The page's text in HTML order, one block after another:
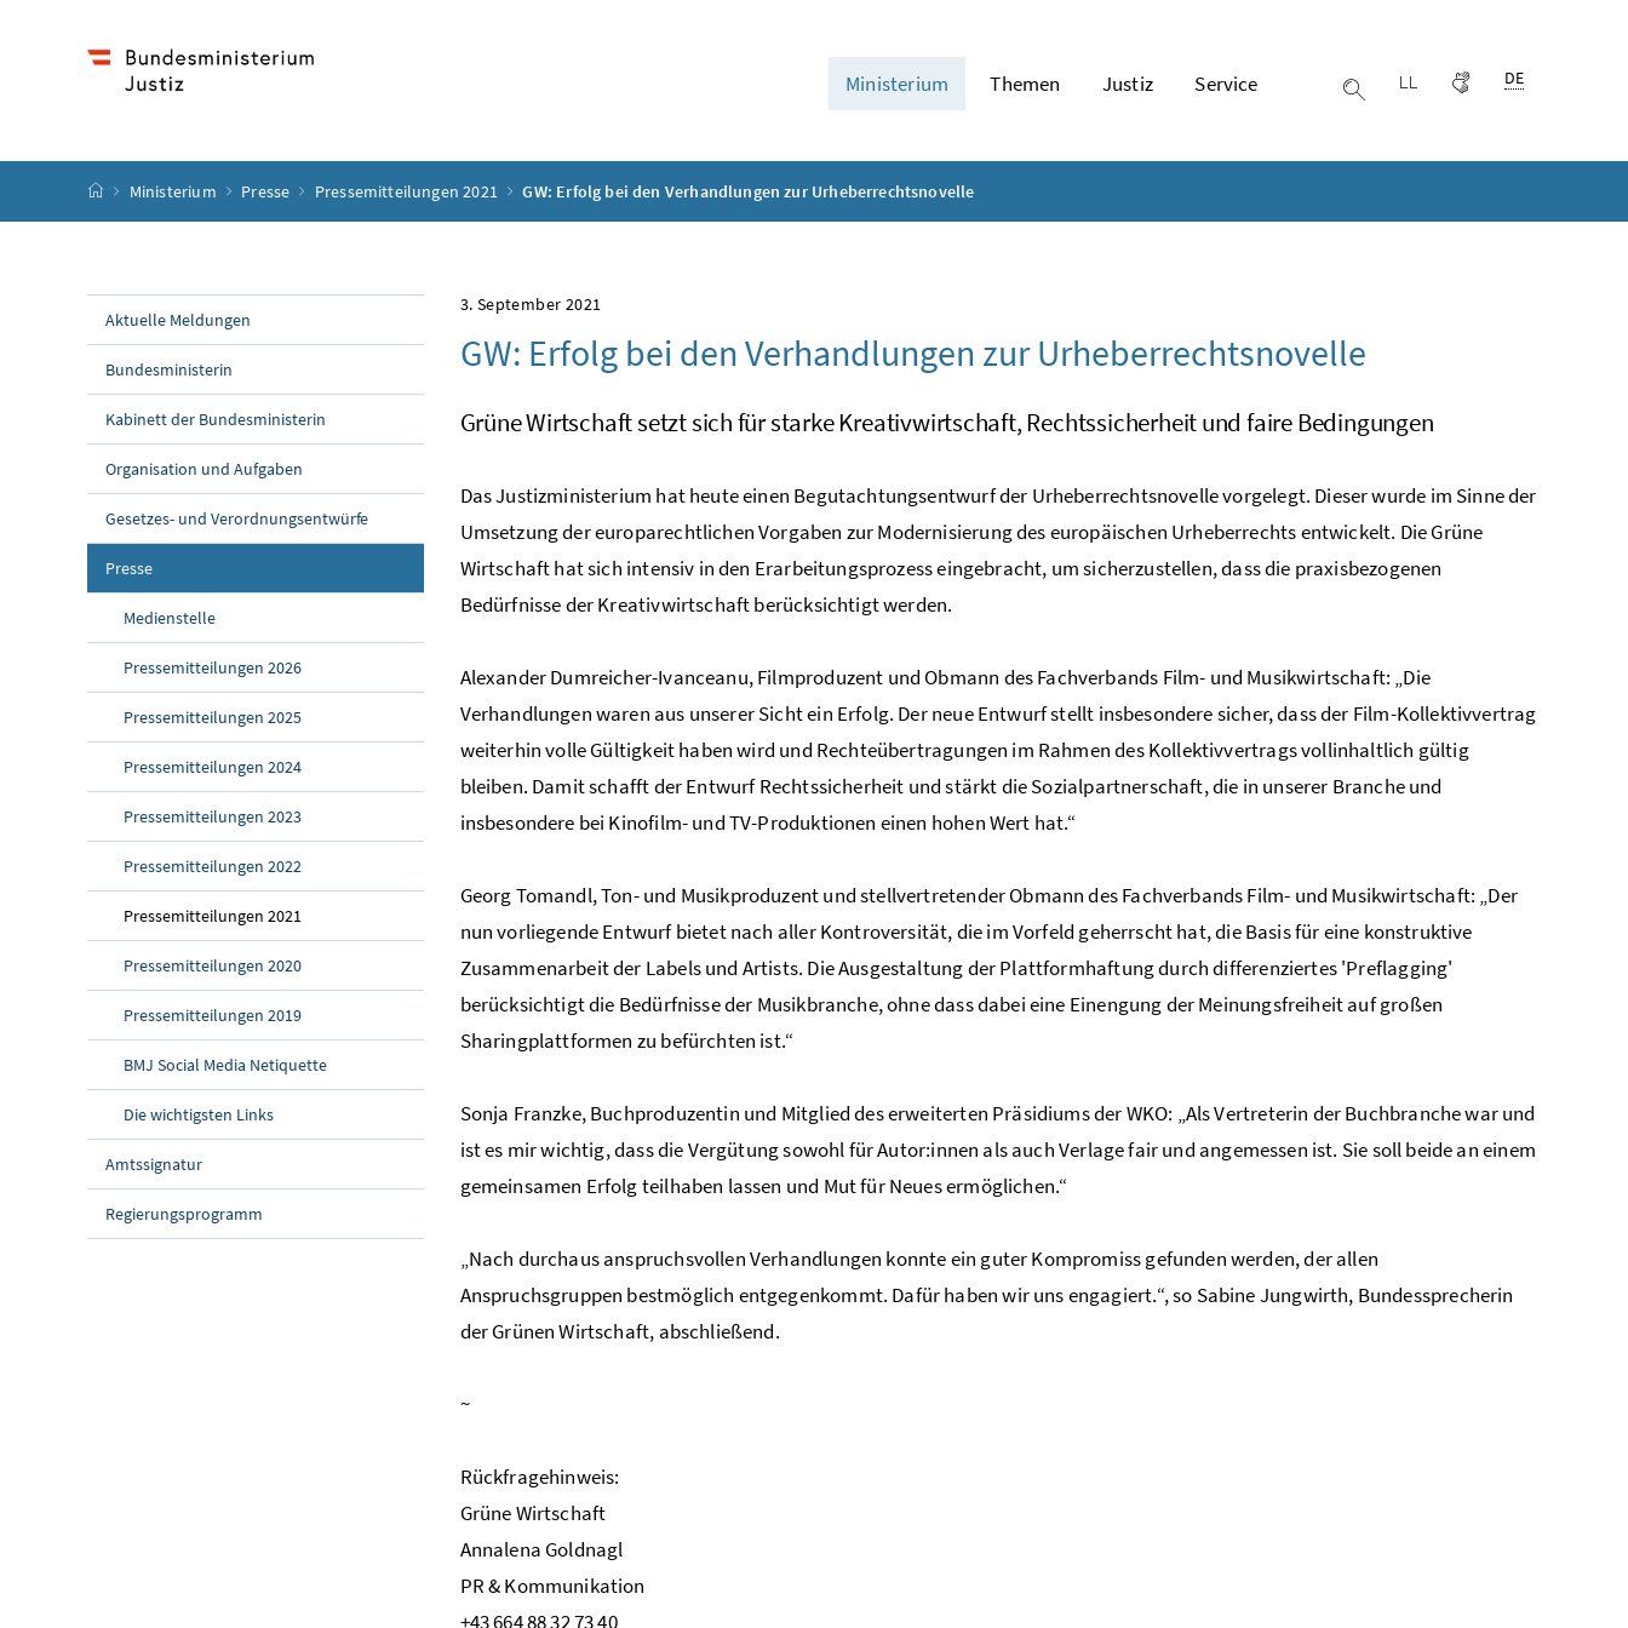
Ministerium Themen Justiz Service Suche einblenden
Leichter lesenGebärdensprache
Ausgewählte
DE
Startseite
Ministerium Presse Pressemitteilungen 2021 GW: Erfolg bei den Verhandlungen zur Urheberrechtsnovelle
Aktuelle Meldungen
Bundesministerin
Kabinett der Bundesministerin
Organisation und Aufgaben
Gesetzes- und Verordnungsentwürfe
Presse
Medienstelle
Pressemitteilungen 2026
Pressemitteilungen 2025
Pressemitteilungen 2024
Pressemitteilungen 2023
Pressemitteilungen 2022
Pressemitteilungen 2021
Pressemitteilungen 2020
Pressemitteilungen 2019
BMJ Social Media Netiquette
Die wichtigsten Links
Amtssignatur
Regierungsprogramm
3. September 2021
GW: Erfolg bei den Verhandlungen zur Urheberrechtsnovelle
Grüne Wirtschaft setzt sich für starke Kreativwirtschaft, Rechtssicherheit und faire Bedingungen
Das Justizministerium hat heute einen Begutachtungsentwurf der Urheberrechtsnovelle vorgelegt. Dieser wurde im Sinne der
Umsetzung der europarechtlichen Vorgaben zur Modernisierung des europäischen Urheberrechts entwickelt. Die Grüne
Wirtschaft hat sich intensiv in den Erarbeitungsprozess eingebracht, um sicherzustellen, dass die praxisbezogenen
Bedürfnisse der Kreativwirtschaft berücksichtigt werden.
Alexander Dumreicher-Ivanceanu, Filmproduzent und Obmann des Fachverbands Film- und Musikwirtschaft: „Die
Verhandlungen waren aus unserer Sicht ein Erfolg. Der neue Entwurf stellt insbesondere sicher, dass der Film-Kollektivvertrag
weiterhin volle Gültigkeit haben wird und Rechteübertragungen im Rahmen des Kollektivvertrags vollinhaltlich gültig
bleiben. Damit schafft der Entwurf Rechtssicherheit und stärkt die Sozialpartnerschaft, die in unserer Branche und
insbesondere bei Kinofilm- und TV-Produktionen einen hohen Wert hat.“
Georg Tomandl, Ton- und Musikproduzent und stellvertretender Obmann des Fachverbands Film- und Musikwirtschaft: „Der
nun vorliegende Entwurf bietet nach aller Kontroversität, die im Vorfeld geherrscht hat, die Basis für eine konstruktive
Zusammenarbeit der Labels und Artists. Die Ausgestaltung der Plattformhaftung durch differenziertes 'Preflagging'
berücksichtigt die Bedürfnisse der Musikbranche, ohne dass dabei eine Einengung der Meinungsfreiheit auf großen
Sharingplattformen zu befürchten ist.“
Sonja Franzke, Buchproduzentin und Mitglied des erweiterten Präsidiums der WKO: „Als Vertreterin der Buchbranche war und
ist es mir wichtig, dass die Vergütung sowohl für Autor:innen als auch Verlage fair und angemessen ist. Sie soll beide an einem
gemeinsamen Erfolg teilhaben lassen und Mut für Neues ermöglichen.“
„Nach durchaus anspruchsvollen Verhandlungen konnte ein guter Kompromiss gefunden werden, der allen
Anspruchsgruppen bestmöglich entgegenkommt. Dafür haben wir uns engagiert.“, so Sabine Jungwirth, Bundessprecherin
der Grünen Wirtschaft, abschließend.
~
Rückfragehinweis:
Grüne Wirtschaft
Annalena Goldnagl
PR & Kommunikation
+43 664 88 32 73 40